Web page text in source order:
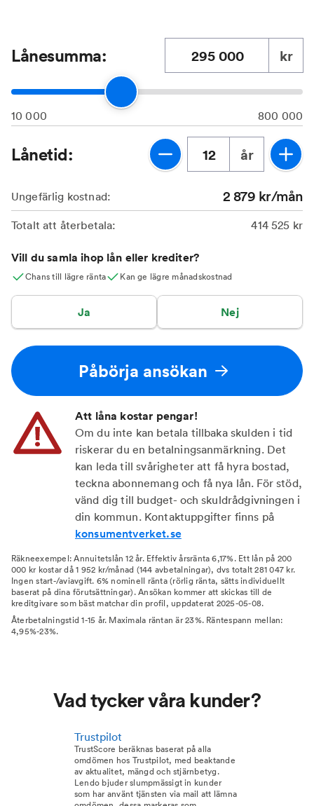
Lånesumma: kr
10 000 800 000
Lånetid: år
Ungefärlig kostnad: 2 879 kr/mån
Totalt att återbetala: 414 525 kr
Vill du samla ihop lån eller krediter?
Chans till lägre ränta Kan ge lägre månadskostnad
Ja Nej
Påbörja ansökan
Att låna kostar pengar!
Om du inte kan betala tillbaka skulden i tid
riskerar du en betalningsanmärkning. Det
kan leda till svårigheter att få hyra bostad,
teckna abonnemang och få nya lån. För stöd,
vänd dig till budget- och skuldrådgivningen i
din kommun. Kontaktuppgifter finns på
konsumentverket.se
Räkneexempel: Annuitetslån 12 år. Effektiv årsränta 6,17%. Ett lån på 200
000 kr kostar då 1 952 kr/månad (144 avbetalningar), dvs totalt 281 047 kr.
Ingen start-/aviavgift. 6% nominell ränta (rörlig ränta, sätts individuellt
baserat på dina förutsättningar). Ansökan kommer att skickas till de
kreditgivare som bäst matchar din profil, uppdaterat 2025-05-08.
Återbetalningstid 1-15 år. Maximala räntan är 23%. Räntespann mellan:
4,95%-23%.
Vad tycker våra kunder?
Trustpilot
TrustScore beräknas baserat på alla
omdömen hos Trustpilot, med beaktande
av aktualitet, mängd och stjärnbetyg.
Lendo bjuder slumpmässigt in kunder
som har använt tjänsten via mail att lämna